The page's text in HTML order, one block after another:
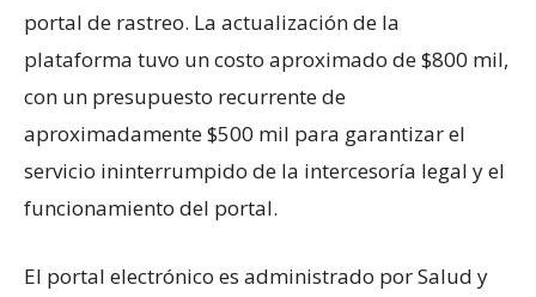
portal de rastreo. La actualización de la
plataforma tuvo un costo aproximado de $800 mil,
con un presupuesto recurrente de
aproximadamente $500 mil para garantizar el
servicio ininterrumpido de la intercesoría legal y el
funcionamiento del portal.
El portal electrónico es administrado por Salud y